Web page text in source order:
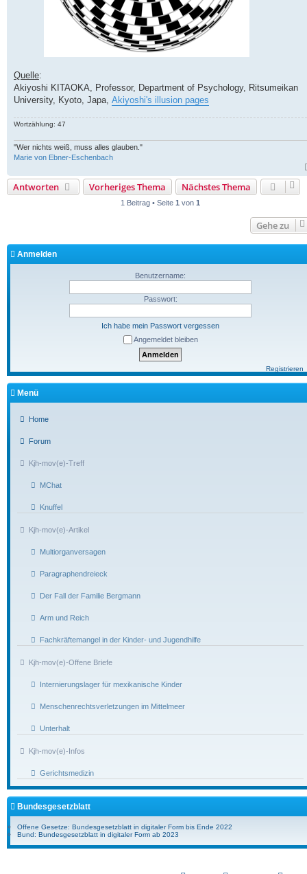
Quelle:
Akiyoshi KITAOKA, Professor, Department of Psychology, Ritsumeikan
University, Kyoto, Japa, Akiyoshi's illusion pages
Wortzählung: 47
"Wer nichts weiß, muss alles glauben."
Marie von Ebner-Eschenbach
Antworten Vorheriges Thema Nächstes Thema
1 Beitrag • Seite 1 von 1
Gehe zu
Anmelden
Benutzername:
Passwort:
Ich habe mein Passwort vergessen
Angemeldet bleiben
Registrieren
Menü
Home
Forum
Kjh-mov(e)-Treff
MChat
Knuffel
Kjh-mov(e)-Artikel
Multiorganversagen
Paragraphendreieck
Der Fall der Familie Bergmann
Arm und Reich
Fachkräftemangel in der Kinder- und Jugendhilfe
Kjh-mov(e)-Offene Briefe
Internierungslager für mexikanische Kinder
Menschenrechtsverletzungen im Mittelmeer
Unterhalt
Kjh-mov(e)-Infos
Gerichtsmedizin
Bundesgesetzblatt
Offene Gesetze: Bundesgesetzblatt in digitaler Form bis Ende 2022
Bund: Bundesgesetzblatt in digitaler Form ab 2023